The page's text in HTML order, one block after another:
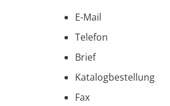
E-Mail
Telefon
Brief
Katalogbestellung
Fax